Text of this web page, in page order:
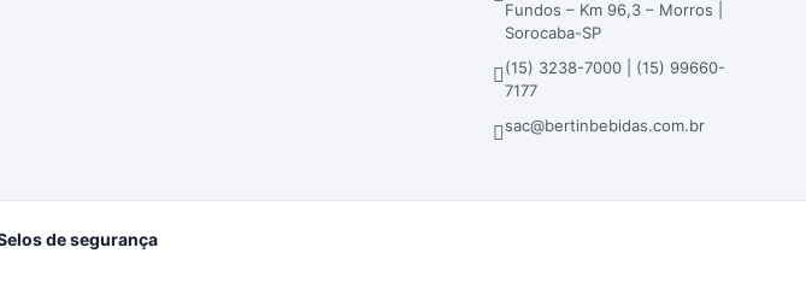
Fundos – Km 96,3 – Morros |
Sorocaba-SP
(15) 3238-7000 | (15) 99660-
7177
sac@bertinbebidas.com.br
de segurança